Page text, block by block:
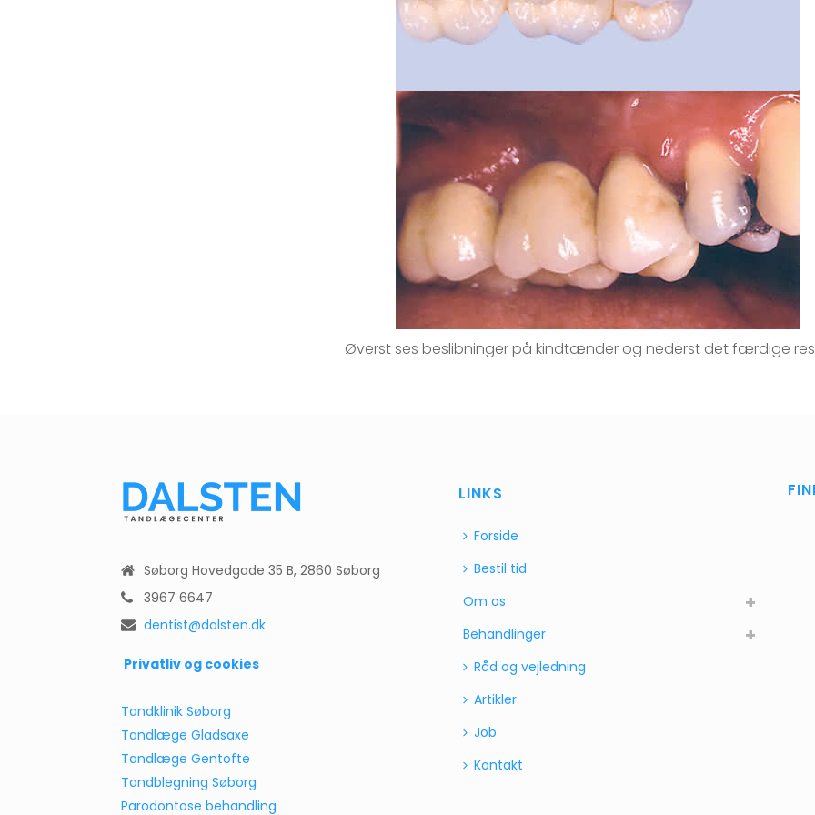
Øverst ses beslibninger på kindtænder og nederst det færdige
Søborg Hovedgade 35 B, 2860 Søborg
3967 6647
dentist@dalsten.dk
Privatliv og cookies
Tandklinik Søborg
Tandlæge Gladsaxe
Tandlæge Gentofte
Tandblegning Søborg
Parodontose behandling
LINKS
Forside
Bestil tid
Om os
Behandlinger
Råd og vejledning
Artikler
Job
Kontakt